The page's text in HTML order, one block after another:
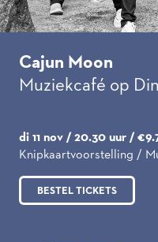
Cajun Moon
Muziekcafé op
di 11 nov / 20.30 uur /
Knipkaartvoorstelling /
BESTEL TICKETS